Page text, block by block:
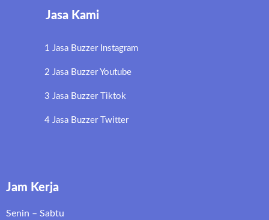
Jasa Kami
1 Jasa Buzzer Instagram
2 Jasa Buzzer Youtube
3 Jasa Buzzer Tiktok
4 Jasa Buzzer Twitter
Jam Kerja
Senin – Sabtu